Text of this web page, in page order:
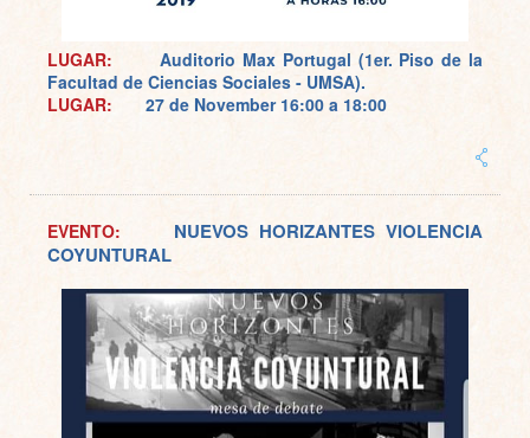
LUGAR:Auditorio Max Portugal (1er. Piso de la
Facultad de Ciencias Sociales - UMSA).
LUGAR: 27 de November 16:00 a 18:00
EVENTO: NUEVOS HORIZANTES VIOLENCIA
COYUNTURAL